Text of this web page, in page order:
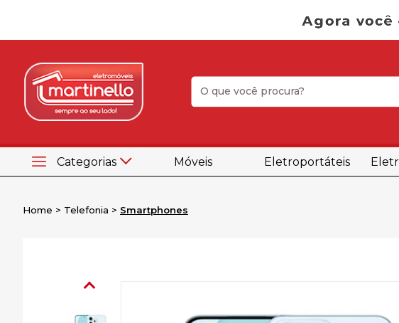
Categorias Móveis Eletroportáteis
Home Telefonia Smartphones